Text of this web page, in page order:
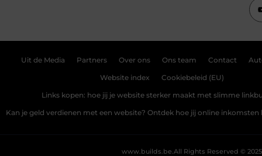
Uit de Media Partners Over ons Ons team Contact
Website index Cookiebeleid (EU)
Links kopen: hoe jij je website sterker maakt met slimme
Kan je geld verdienen met een website? Ontdek hoe jij online
All Rights Reserved © 2025
www.builds.be.